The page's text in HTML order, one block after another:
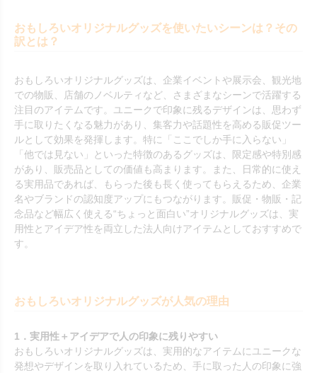
おもしろいオリジナルグッズを使いたいシーンは？その
訳とは？
おもしろいオリジナルグッズは、企業イベントや展示会、観光地
での物販、店舗のノベルティなど、さまざまなシーンで活躍する
注目のアイテムです。ユニークで印象に残るデザインは、思わず
手に取りたくなる魅力があり、集客力や話題性を高める販促ツー
ルとして効果を発揮します。特に「ここでしか手に入らない」
「他では見ない」といった特徴のあるグッズは、限定感や特別感
があり、販売品としての価値も高まります。また、日常的に使え
る実用品であれば、もらった後も長く使ってもらえるため、企業
名やブランドの認知度アップにもつながります。販促・物販・記
念品など幅広く使える“ちょっと面白い”オリジナルグッズは、実
用性とアイデア性を両立した法人向けアイテムとしておすすめで
す。
おもしろいオリジナルグッズが人気の理由
1．実用性＋アイデアで人の印象に残りやすい
おもしろいオリジナルグッズは、実用的なアイテムにユニークな
発想やデザインを取り入れているため、手に取った人の印象に強